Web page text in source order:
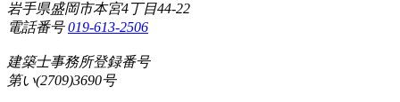
岩手県盛岡市本宮4丁目44-22
電話番号019-613-2506
建築士事務所登録番号
第い(2709)3690号